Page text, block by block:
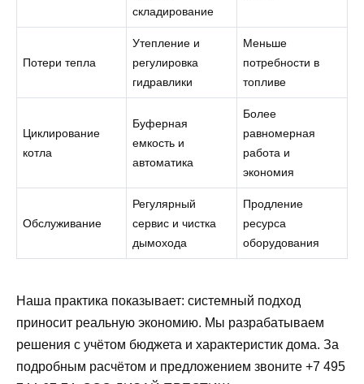
складирование
Потери тепла
Утепление и
регулировка
гидравлики
Меньше
потребности в
топливе
Циклирование
котла
Буферная
емкость и
автоматика
Более
равномерная
работа и
экономия
Обслуживание
Регулярный
сервис и чистка
дымохода
Продление
ресурса
оборудования
Наша практика показывает: системный подход
приносит реальную экономию. Мы разрабатываем
решения с учётом бюджета и характеристик дома. За
подробным расчётом и предложением звоните +7 495